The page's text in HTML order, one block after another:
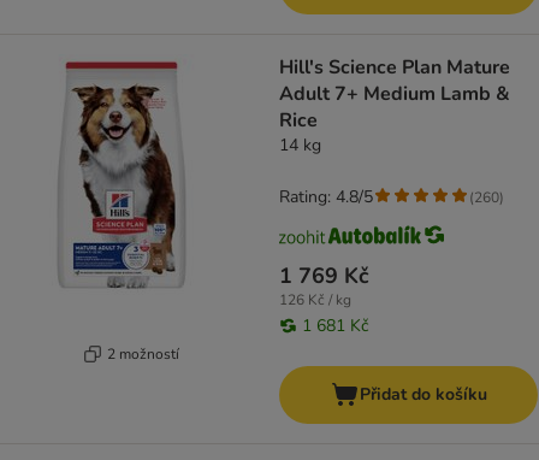
2 možností
Hill's Science Plan Mature
Adult 7+ Medium Lamb &
Rice
14 kg
1 769 Kč
126 Kč / kg
1 681 Kč
Rating: 4.8/5 (260)
Přidat do košíku